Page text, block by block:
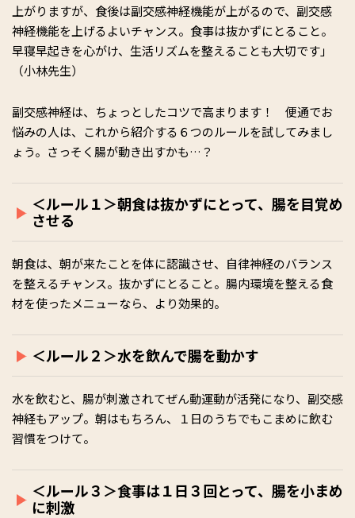
上がりますが、食後は副交感神経機能が上がるので、副交感
神経機能を上げるよいチャンス。食事は抜かずにとること。
早寝早起きを心がけ、生活リズムを整えることも大切です」
（小林先生）
副交感神経は、ちょっとしたコツで高まります！ 便通でお
悩みの人は、これから紹介する６つのルールを試してみまし
ょう。さっそく腸が動き出すかも…？
＜ルール１＞朝食は抜かずにとって、腸を目覚め
させる
朝食は、朝が来たことを体に認識させ、自律神経のバランス
を整えるチャンス。抜かずにとること。腸内環境を整える食
材を使ったメニューなら、より効果的。
＜ルール２＞水を飲んで腸を動かす
水を飲むと、腸が刺激されてぜん動運動が活発になり、副交感
神経もアップ。朝はもちろん、１日のうちでもこまめに飲む
習慣をつけて。
＜ルール３＞食事は１日３回とって、腸を小まめ
に刺激